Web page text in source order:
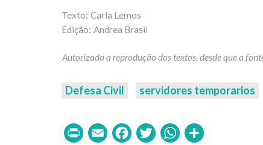
Carla Lemos
Andrea Brasil
Defesa Civil servidores temporarios
PrintEmailFacebook
TwitterWhatsApp